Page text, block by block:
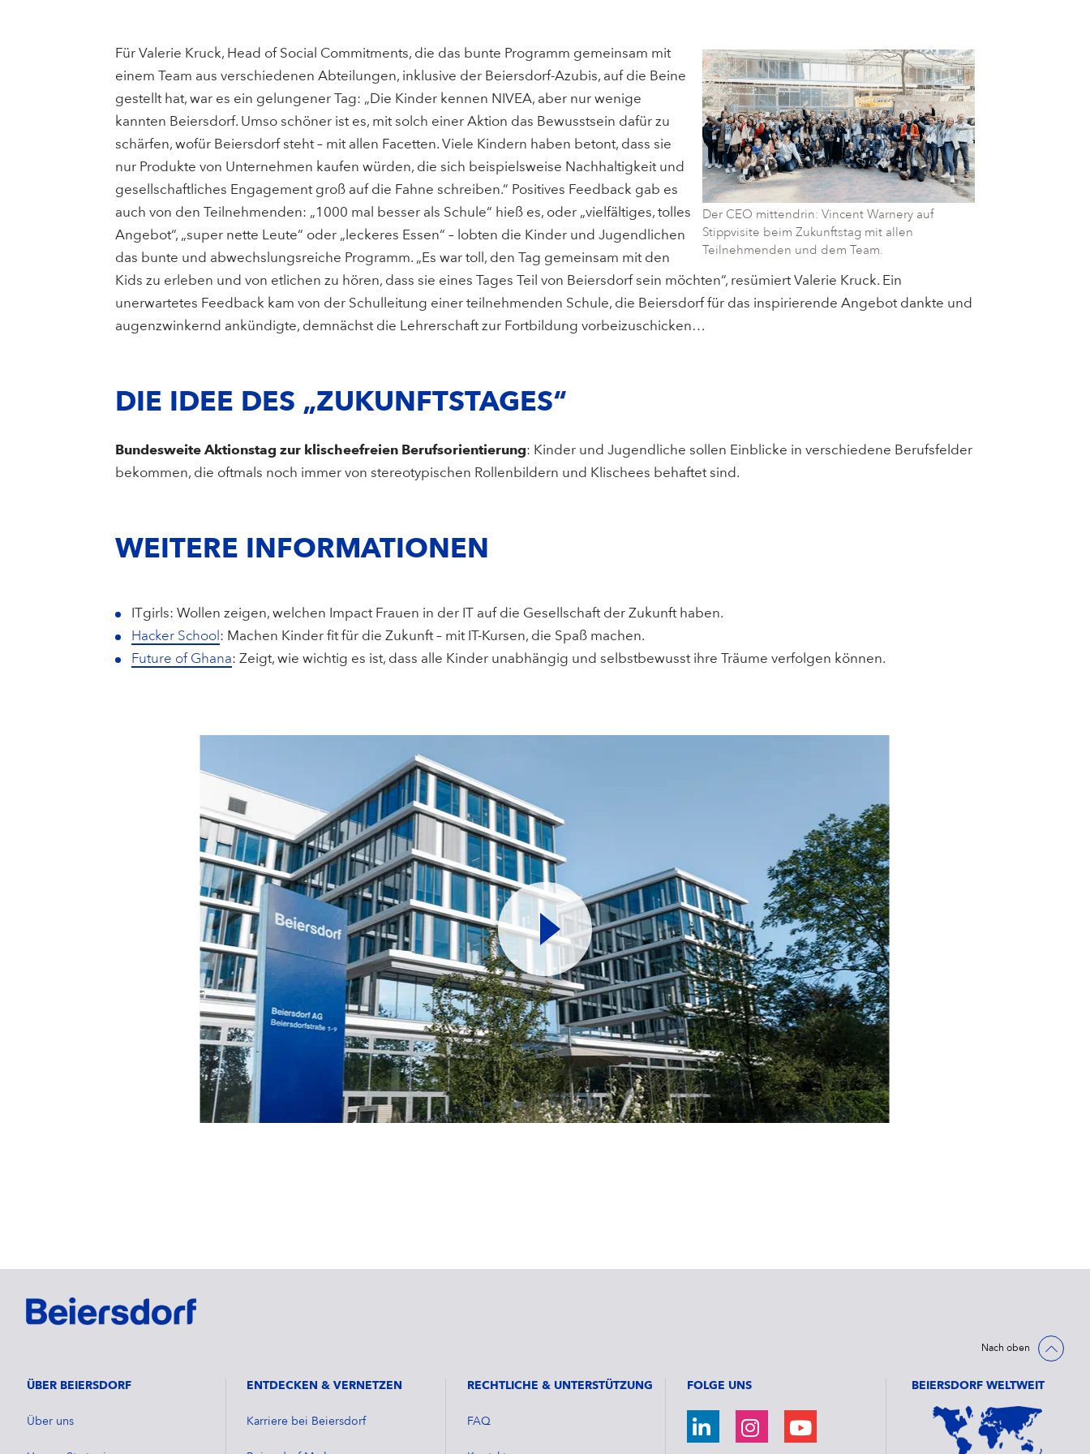
Der CEO mittendrin: Vincent Warnery auf
Stippvisite beim Zukunftstag mit allen
Teilnehmenden und dem Team.
Für Valerie Kruck, Head of Social Commitments, die das bunte Programm gemeinsam mit
einem Team aus verschiedenen Abteilungen, inklusive der Beiersdorf-Azubis, auf die Beine
gestellt hat, war es ein gelungener Tag: „Die Kinder kennen NIVEA, aber nur wenige
kannten Beiersdorf. Umso schöner ist es, mit solch einer Aktion das Bewusstsein dafür zu
schärfen, wofür Beiersdorf steht – mit allen Facetten. Viele Kindern haben betont, dass sie
nur Produkte von Unternehmen kaufen würden, die sich beispielsweise Nachhaltigkeit und
gesellschaftliches Engagement groß auf die Fahne schreiben.“ Positives Feedback gab es
auch von den Teilnehmenden: „1000 mal besser als Schule“ hieß es, oder „vielfältiges, tolles
Angebot“, „super nette Leute“ oder „leckeres Essen“ – lobten die Kinder und Jugendlichen
das bunte und abwechslungsreiche Programm. „Es war toll, den Tag gemeinsam mit den
Kids zu erleben und von etlichen zu hören, dass sie eines Tages Teil von Beiersdorf sein möchten“, resümiert Valerie Kruck. Ein
unerwartetes Feedback kam von der Schulleitung einer teilnehmenden Schule, die Beiersdorf für das inspirierende Angebot dankte und
augenzwinkernd ankündigte, demnächst die Lehrerschaft zur Fortbildung vorbeizuschicken…
DIE IDEE DES „ZUKUNFTSTAGES“
Bundesweite Aktionstag zur klischeefreien Berufsorientierung: Kinder und Jugendliche sollen Einblicke in verschiedene Berufsfelder
bekommen, die oftmals noch immer von stereotypischen Rollenbildern und Klischees behaftet sind.
WEITERE INFORMATIONEN
ITgirls: Wollen zeigen, welchen Impact Frauen in der IT auf die Gesellschaft der Zukunft haben.
Hacker School : Machen Kinder fit für die Zukunft – mit IT-Kursen, die Spaß machen.
Future of Ghana: Zeigt, wie wichtig es ist, dass alle Kinder unabhängig und selbstbewusst ihre Träume verfolgen können.
Nach oben
ÜBER BEIERSDORF
Über uns
ENTDECKEN & VERNETZEN
Karriere bei Beiersdorf
RECHTLICHE & UNTERSTÜTZUNG
FAQ
FOLGE UNS BEIERSDORF WELTWEIT